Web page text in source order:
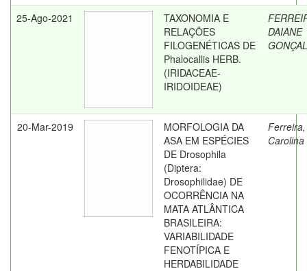
25-Ago-2021
TAXONOMIA E
RELAÇÕES
FILOGENÉTICAS DE
Phalocallis HERB.
(IRIDACEAE-
IRIDOIDEAE)
DAIANE
20-Mar-2019
MORFOLOGIA DA
ASA EM ESPÉCIES
DE Drosophila
(Diptera:
Drosophilidae) DE
OCORRÊNCIA NA
MATA ATLÂNTICA
BRASILEIRA:
VARIABILIDADE
FENOTÍPICA E
HERDABILIDADE
Carolina